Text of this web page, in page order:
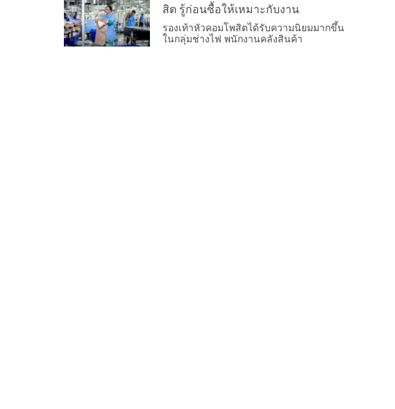
สิต รู้ก่อนซื้อให้เหมาะกับงาน
รองเท้าหัวคอมโพสิตได้รับความนิยมมากขึ้น
ในกลุ่มช่างไฟ พนักงานคลังสินค้า